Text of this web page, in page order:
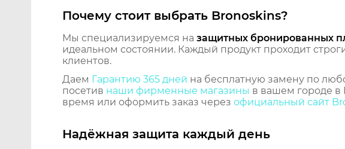
Почему стоит выбрать Bronoskins?
Мы специализируемся на защитных бронированных
идеальном состоянии. Каждый продукт проходит
клиентов.
Даем Гарантию 365 дней на бесплатную замену по
посетив наши фирменные магазины в вашем городе в
время или оформить заказ через официальный сайт
Надёжная защита каждый день